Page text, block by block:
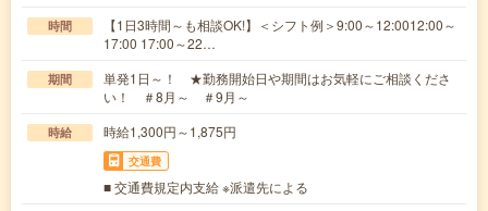
時間
【1日3時間～も相談OK!】＜シフト例＞9:00～12:0012:00～
17:00 17:00～22…
期間
単発1日～！ ★勤務開始日や期間はお気軽にご相談くださ
い！ ＃8月～ ＃9月～
時給 時給1,300円～1,875円
交通費
■ 交通費規定内支給 ※派遣先による